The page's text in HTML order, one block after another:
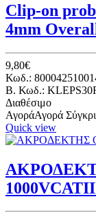
Clip-on
4mm
9,80€
Κωδ.:
B. Κωδ.:
Διαθέσιμο
ΑγοράΑγορά
Quick view